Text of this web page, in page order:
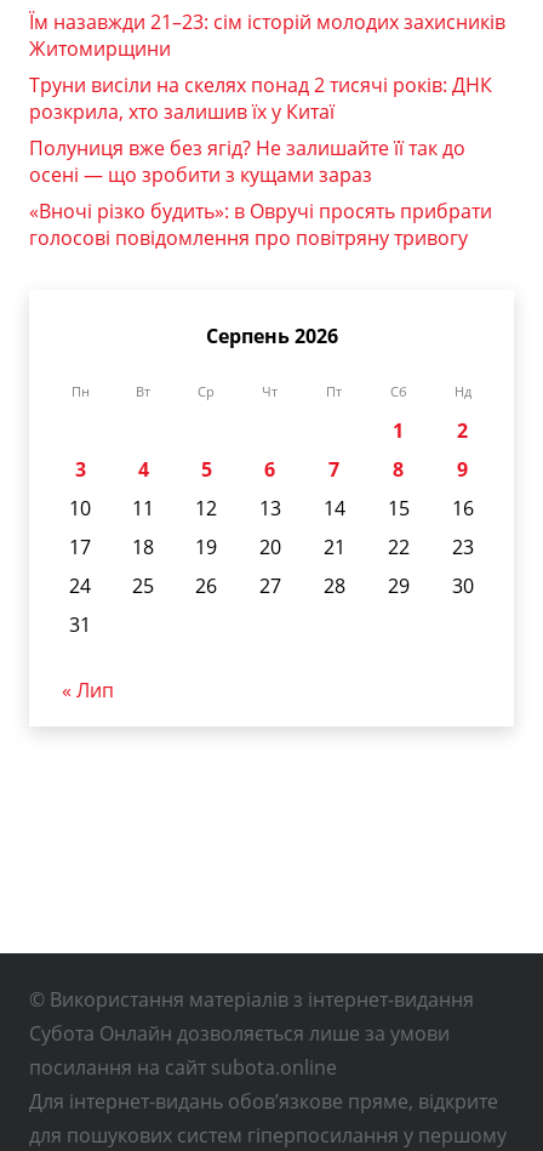
Їм назавжди 21–23: сім історій молодих захисників
Житомирщини
Труни висіли на скелях понад 2 тисячі років: ДНК
розкрила, хто залишив їх у Китаї
Полуниця вже без ягід? Не залишайте її так до
осені — що зробити з кущами зараз
«Вночі різко будить»: в Овручі просять прибрати
голосові повідомлення про повітряну тривогу
Серпень 2026
Пн Вт Ср Чт Пт Сб Нд
1
2
3
4 5 6 7 8
9
10
11 12 13 14 15
16
17
18 19 20 21 22
23
24
25 26 27 28 29
30
31
« Лип
© Використання матеріалів з інтернет-видання
Субота Онлайн дозволяється лише за умови
посилання на сайт subota.online
Для інтернет-видань обов’язкове пряме, відкрите
для пошукових систем гіперпосилання у першому